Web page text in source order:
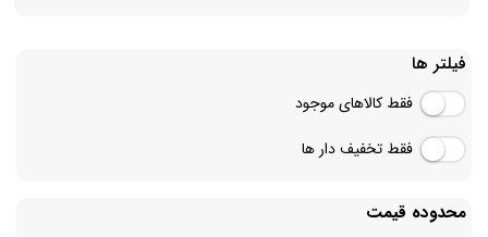
فیلتر ها
فقط کالاهای موجود
فقط تخفیف دار ها
محدوده قیمت